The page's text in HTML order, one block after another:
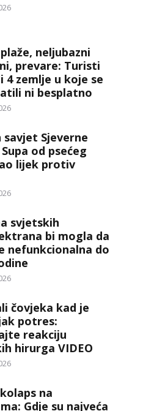
neljubazni
prevare: Turisti
4 zemlje u koje se
ni besplatno
savjet Sjeverne
od psećeg
lijek protiv
svjetskih
bi mogla da
nefunkcionalna do
čovjeka kad je
potres:
reakciju
hirurga VIDEO
na
Gdje su najveća